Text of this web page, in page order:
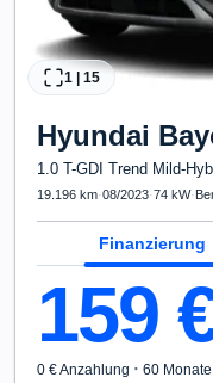
1 | 15
Hyundai
1.0 T-GDI Trend Mild-
19.196 km·08/2023·74 kW·
Finanzierung
159
0 € Anzahlung · 60 Monate